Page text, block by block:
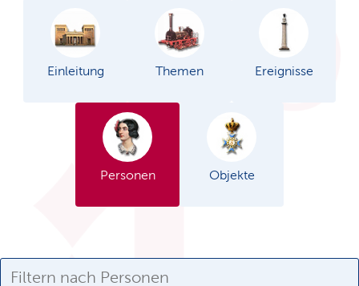
Einleitung Themen Ereignisse
Personen Objekte